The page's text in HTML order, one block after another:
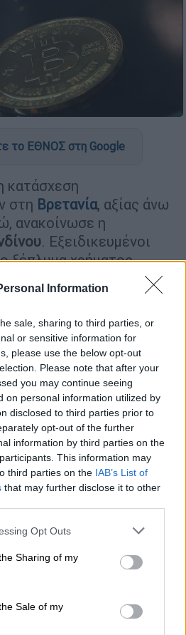
Information
sale, sharing to third parties, or
or sensitive information for
please use the below opt-out
Please note that after your
you may continue seeing
on personal information utilized by
disclosed to third parties prior to
opt-out of the further
information by third parties on the
This information may
third parties on the IAB’s List of
that may further disclose it to other
app uses one or more Google
usage behaviour. You may click to
and its third-party tags to
purposes in below Google
Opt Outs
Sharing of my
Sale of my
το ΕΘΝΟΣ στη Google
κατάσχεση
στη Βρετανία, αξίας άνω
ανακοίνωσε η
. Εξειδικευμένοι
ξέπλυμα χρήματος
κρυπτονομίσματα
(132,7 εκατ.
να κάνει λόγο για
κατασχέσεις
με βάση πληροφορίες
με τη μεταφορά
από εγκληματικές
μετρητά παραμένουν ο
βαθμό που εξελίσσονται
διαδικτυακές
υιοθετούν πιο
για να ξεπλύνουν τα
ιδιαίτερα
και ειδικές
νυχθημερόν για να
πιο μπροστά», δήλωσε
Γκράχαμ